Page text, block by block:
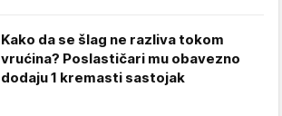
Kako da se šlag ne razliva tokom
vrućina? Poslastičari mu obavezno
dodaju 1 kremasti sastojak